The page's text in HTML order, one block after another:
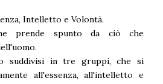
Intelletto e Volontà.
prende spunto da ciò che
suddivisi in tre gruppi, che si
all'essenza, all'intelletto e